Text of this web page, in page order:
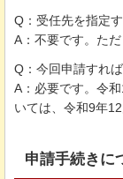
Q：受任先を指定
A：不要です。た
Q：今回申請すれ
A：必要です。令
いては、令和9年
申請手続きに